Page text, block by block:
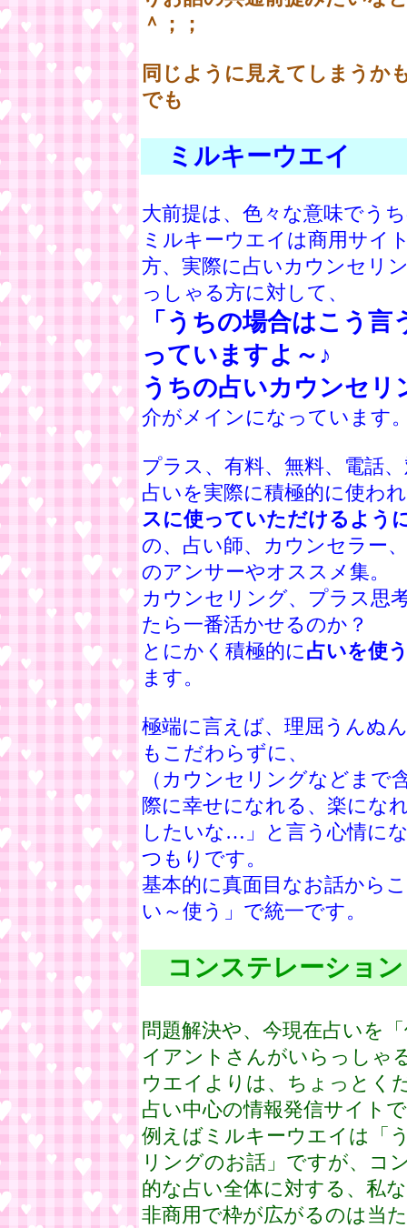
＾；；
同じように見えてしまうか
でも
ミルキーウエイ
大前提は、色々な意味でう
ミルキーウエイは商用サイ
方、実際に占いカウンセリ
っしゃる方に対して、
「うちの場合はこう
っていますよ～♪
うちの占いカウンセ
介がメインになっています
プラス、有料、無料、電話
占いを実際に積極的に使わ
スに使っていただけるよう
の、占い師、カウンセラー
のアンサーやオススメ集。
カウンセリング、プラス思
たら一番活かせるのか？
とにかく積極的に占いを使
ます。
極端に言えば、理屈うんぬ
もこだわらずに、
（カウンセリングなどまで
際に幸せになれる、楽にな
したいな…」と言う心情に
つもりです。
基本的に真面目なお話から
い～使う」で統一です。
コンステレーション
問題解決や、今現在占いを
イアントさんがいらっしゃ
ウエイよりは、ちょっとく
占い中心の情報発信サイト
例えばミルキーウエイは「
リングのお話」ですが、コ
的な占い全体に対する、私
非商用で枠が広がるのは当